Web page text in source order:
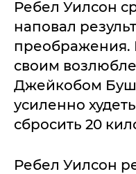
Ребел Уилсон
наповал
преображения.
своим
Джейкобом
усиленно
сбросить 20
Ребел Уилсон